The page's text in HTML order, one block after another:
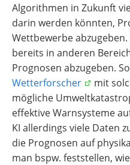
Algorithmen in Zukunft
darin werden könnten,
Wettbewerbe
bereits in anderen
Prognosen abzugeben.
Wetterforscher
mit
mögliche
effektive Warnsysteme
KI allerdings viele Daten
die Prognosen auf
man bspw. feststellen,